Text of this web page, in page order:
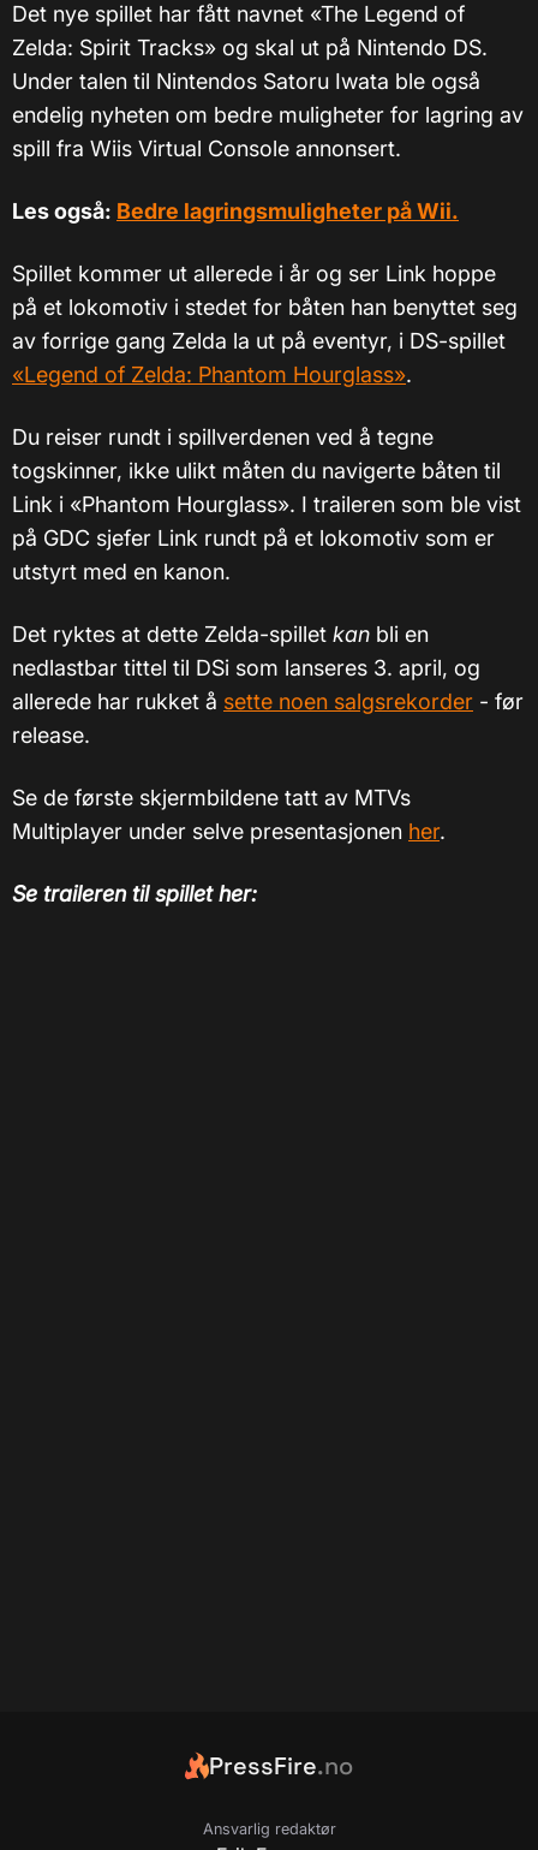
Det nye spillet har fått navnet «The Legend of
Zelda: Spirit Tracks» og skal ut på Nintendo DS.
Under talen til Nintendos Satoru Iwata ble også
endelig nyheten om bedre muligheter for lagring av
spill fra Wiis Virtual Console annonsert.
Les også: Bedre lagringsmuligheter på Wii.
Spillet kommer ut allerede i år og ser Link hoppe
på et lokomotiv i stedet for båten han benyttet seg
av forrige gang Zelda la ut på eventyr, i DS-spillet
«Legend of Zelda: Phantom Hourglass».
Du reiser rundt i spillverdenen ved å tegne
togskinner, ikke ulikt måten du navigerte båten til
Link i «Phantom Hourglass». I traileren som ble vist
på GDC sjefer Link rundt på et lokomotiv som er
utstyrt med en kanon.
Det ryktes at dette Zelda-spillet kan bli en
nedlastbar tittel til DSi som lanseres 3. april, og
allerede har rukket å sette noen salgsrekorder - før
release.
Se de første skjermbildene tatt av MTVs
Multiplayer under selve presentasjonen her.
Se traileren til spillet her:
PressFire.no
Ansvarlig redaktør